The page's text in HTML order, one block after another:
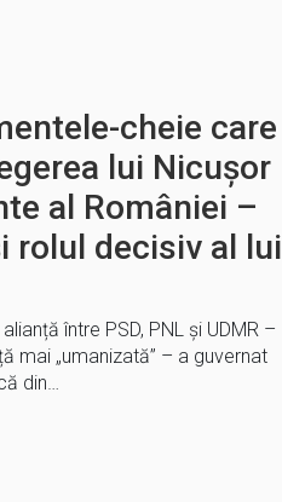
cheie care
lui Nicușor
al României –
rolul decisiv al lui
între PSD, PNL și UDMR –
mai „umanizată” – a guvernat
din…